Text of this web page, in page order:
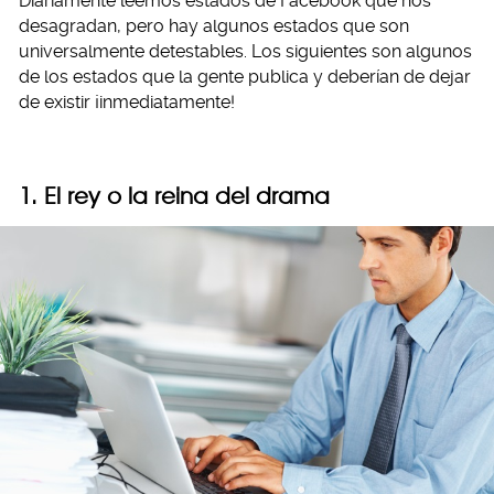
desagradan, pero hay algunos estados que son
universalmente detestables. Los siguientes son algunos
de los estados que la gente publica y deberían de dejar
de existir ¡inmediatamente!
1. El rey o la reina del drama